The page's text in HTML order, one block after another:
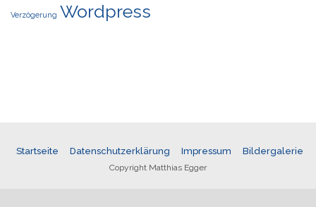
Verzögerung Wordpress
Startseite Datenschutzerklärung Impressum Bildergalerie
Copyright Matthias Egger